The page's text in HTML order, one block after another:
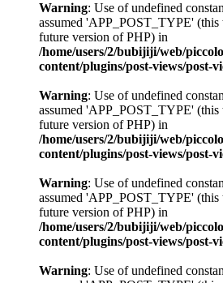
Warning: Use of undefined
assumed 'APP_POST_TYPE'
future version of PHP) in
/home/users/2/bubijiji/web/
content/plugins/post-views/post-
Warning: Use of undefined
assumed 'APP_POST_TYPE'
future version of PHP) in
/home/users/2/bubijiji/web/
content/plugins/post-views/post-
Warning: Use of undefined
assumed 'APP_POST_TYPE'
future version of PHP) in
/home/users/2/bubijiji/web/
content/plugins/post-views/post-
Warning: Use of undefined